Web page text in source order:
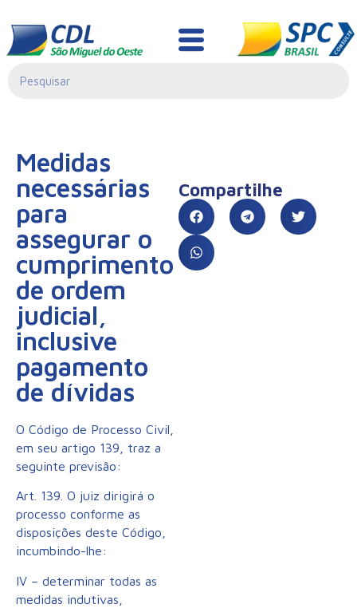
Informativo Jurídico
Medidas
necessárias
para
assegurar o
cumprimento
de ordem
judicial,
inclusive
pagamento
de dívidas
O Código de Processo Civil,
em seu artigo 139, traz a
seguinte previsão:
Art. 139. O juiz dirigirá o
processo conforme as
disposições deste Código,
incumbindo-lhe:
IV – determinar todas as
medidas indutivas,
Compartilhe